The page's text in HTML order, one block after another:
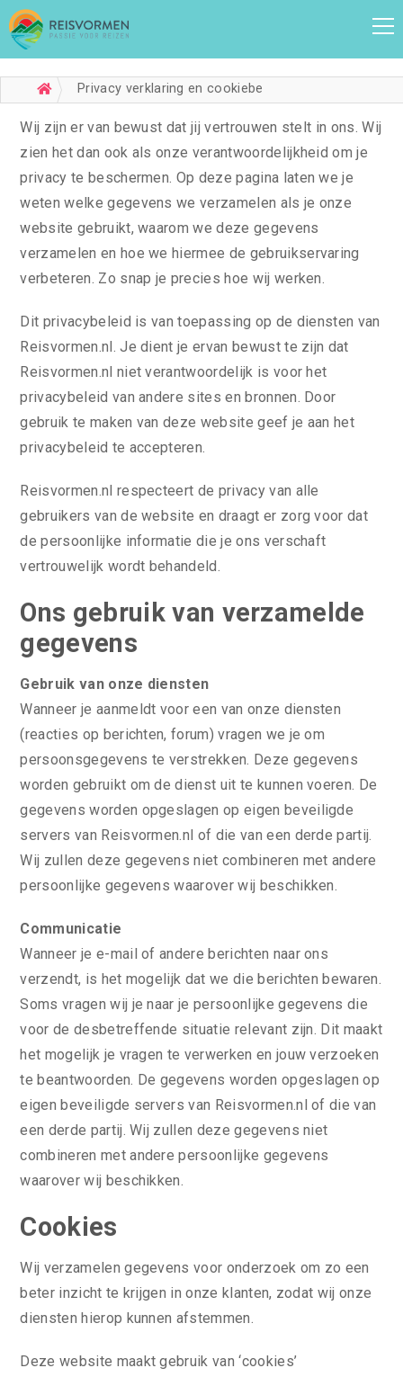
Wij zijn er van bewust dat jij vertrouwen stelt in ons. Wij
zien het dan ook als onze verantwoordelijkheid om je
privacy te beschermen. Op deze pagina laten we je
weten welke gegevens we verzamelen als je onze
website gebruikt, waarom we deze gegevens
verzamelen en hoe we hiermee de gebruikservaring
verbeteren. Zo snap je precies hoe wij werken.
Dit privacybeleid is van toepassing op de diensten van
Reisvormen.nl. Je dient je ervan bewust te zijn dat
Reisvormen.nl niet verantwoordelijk is voor het
privacybeleid van andere sites en bronnen. Door
gebruik te maken van deze website geef je aan het
privacybeleid te accepteren.
Reisvormen.nl respecteert de privacy van alle
gebruikers van de website en draagt er zorg voor dat
de persoonlijke informatie die je ons verschaft
vertrouwelijk wordt behandeld.
Ons gebruik van verzamelde
gegevens
Gebruik van onze diensten
Wanneer je aanmeldt voor een van onze diensten
(reacties op berichten, forum) vragen we je om
persoonsgegevens te verstrekken. Deze gegevens
worden gebruikt om de dienst uit te kunnen voeren. De
gegevens worden opgeslagen op eigen beveiligde
servers van Reisvormen.nl of die van een derde partij.
Wij zullen deze gegevens niet combineren met andere
persoonlijke gegevens waarover wij beschikken.
Communicatie
Wanneer je e-mail of andere berichten naar ons
verzendt, is het mogelijk dat we die berichten bewaren.
Soms vragen wij je naar je persoonlijke gegevens die
voor de desbetreffende situatie relevant zijn. Dit maakt
het mogelijk je vragen te verwerken en jouw verzoeken
te beantwoorden. De gegevens worden opgeslagen op
eigen beveiligde servers van Reisvormen.nl of die van
een derde partij. Wij zullen deze gegevens niet
combineren met andere persoonlijke gegevens
waarover wij beschikken.
Cookies
Wij verzamelen gegevens voor onderzoek om zo een
beter inzicht te krijgen in onze klanten, zodat wij onze
diensten hierop kunnen afstemmen.
Deze website maakt gebruik van ‘cookies’